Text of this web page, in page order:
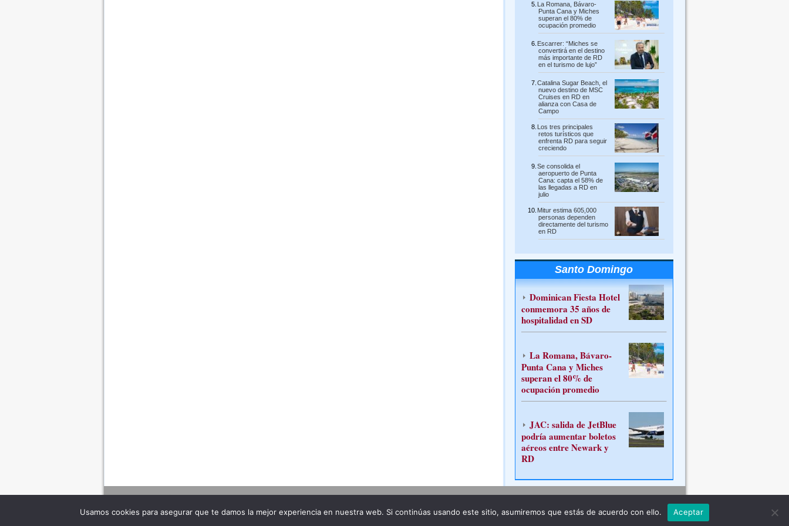
La Romana, Bávaro-
Punta Cana y Miches
superan el 80% de
ocupación promedio
Escarrer: “Miches se
convertirá en el destino
más importante de RD
en el turismo de lujo”
Catalina Sugar Beach, el
nuevo destino de MSC
Cruises en RD en
alianza con Casa de
Campo
Los tres principales
retos turísticos que
enfrenta RD para seguir
creciendo
Se consolida el
aeropuerto de Punta
Cana: capta el 58% de
las llegadas a RD en
julio
Mitur estima 605,000
personas dependen
directamente del turismo
en RD
Santo Domingo
Dominican Fiesta Hotel
conmemora 35 años de
hospitalidad en SD
La Romana, Bávaro-
Punta Cana y Miches
superan el 80% de
ocupación promedio
JAC: salida de JetBlue
podría aumentar boletos
aéreos entre Newark y
RD
Usamos cookies para asegurar que te damos la mejor experiencia en nuestra web. Si continúas usando este sitio, asumiremos que estás de acuerdo con ello. Aceptar